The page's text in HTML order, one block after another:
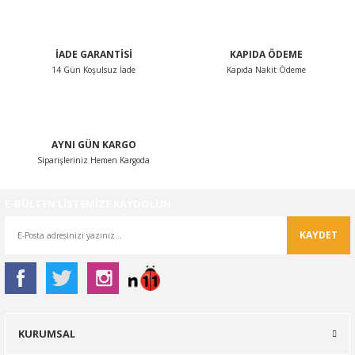
İADE GARANTİSİ
14 Gün Koşulsuz İade
KAPIDA ÖDEME
Kapıda Nakit Ödeme
AYNI GÜN KARGO
Siparişleriniz Hemen Kargoda
KAYDET
KURUMSAL